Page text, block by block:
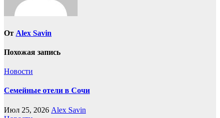
От Alex Savin
Похожая запись
Новости
Семейные отели в Сочи
Июл 25, 2026 Alex Savin